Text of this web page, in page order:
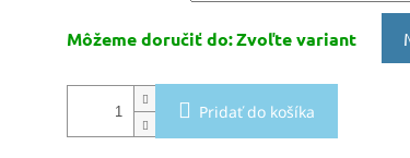
Môžeme doručiť do:Zvoľte variant
Pridať do košíka